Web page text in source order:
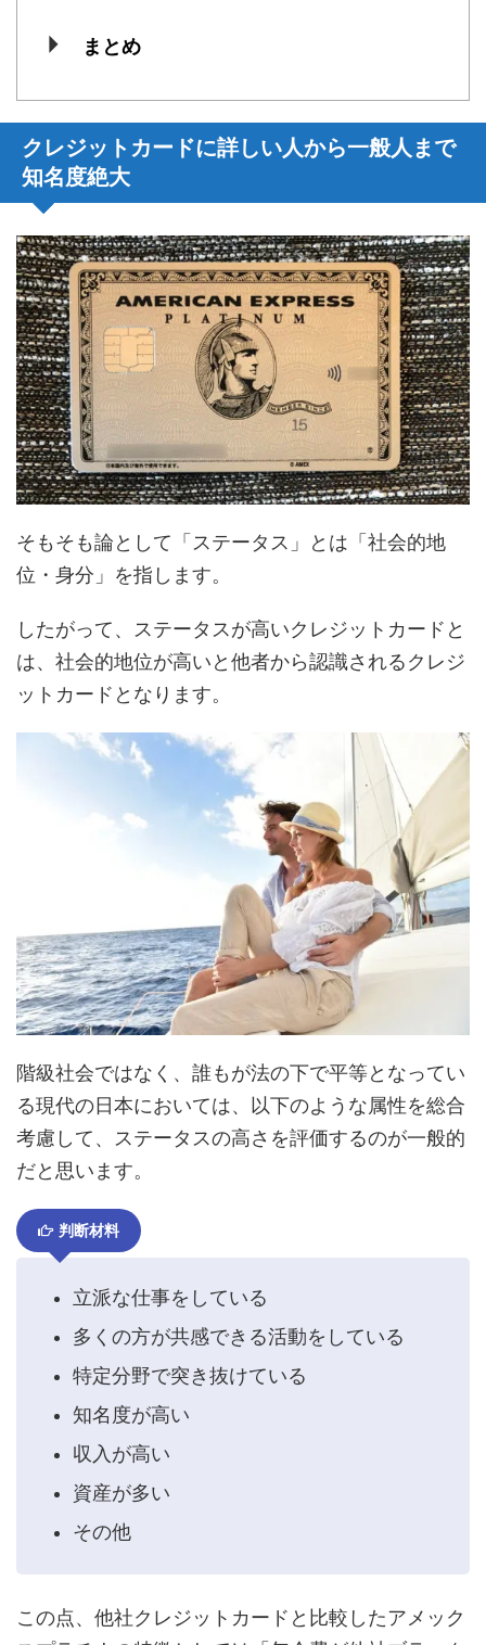
まとめ
クレジットカードに詳しい人から一般人まで
知名度絶大
そもそも論として「ステータス」とは「社会的地
位・身分」を指します。
したがって、ステータスが高いクレジットカードと
は、社会的地位が高いと他者から認識されるクレジ
ットカードとなります。
階級社会ではなく、誰もが法の下で平等となってい
る現代の日本においては、以下のような属性を総合
考慮して、ステータスの高さを評価するのが一般的
だと思います。
判断材料
立派な仕事をしている
多くの方が共感できる活動をしている
特定分野で突き抜けている
知名度が高い
収入が高い
資産が多い
その他
この点、他社クレジットカードと比較したアメック